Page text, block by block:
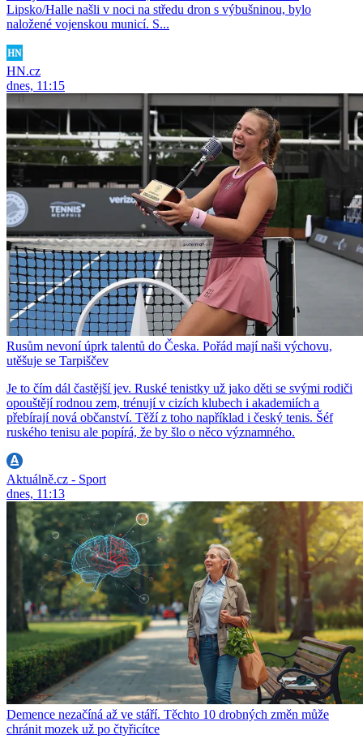
Lipsko/Halle našli v noci na středu dron s výbušninou, bylo
naložené vojenskou municí. S...
HN.cz
dnes, 11:15
Rusům nevoní úprk talentů do Česka. Pořád mají naši výchovu,
utěšuje se Tarpiščev
Je to čím dál častější jev. Ruské tenistky už jako děti se svými rodiči
opouštějí rodnou zem, trénují v cizích klubech i akademiích a
přebírají nová občanství. Těží z toho například i český tenis. Šéf
ruského tenisu ale popírá, že by šlo o něco významného.
Aktuálně.cz - Sport
dnes, 11:13
Demence nezačíná až ve stáří. Těchto 10 drobných změn může
chránit mozek už po čtyřicítce